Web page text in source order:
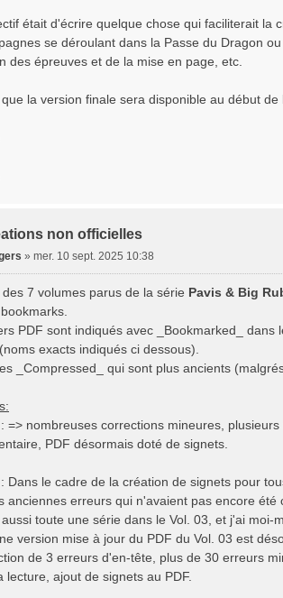
était d'écrire quelque chose qui faciliterait la
se déroulant dans la Passe du Dragon
des épreuves et de la mise en page, etc.
la version finale sera disponible au début
non officielles
» mer. 10 sept. 2025 10:38
des 7 volumes parus de la série Pavis & Big
PDF sont indiqués avec _Bookmarked_
exacts indiqués ci dessous).
_Compressed_ qui sont plus ancients
: => nombreuses corrections mineures,
PDF désormais doté de signets.
: Dans le cadre de la création de signets pour
anciennes erreurs qui n'avaient pas encore
toute une série dans le Vol. 03, et j'ai
version mise à jour du PDF du Vol. 03 est
de 3 erreurs d'en-tête, plus de 30 erreurs
lecture, ajout de signets au PDF.